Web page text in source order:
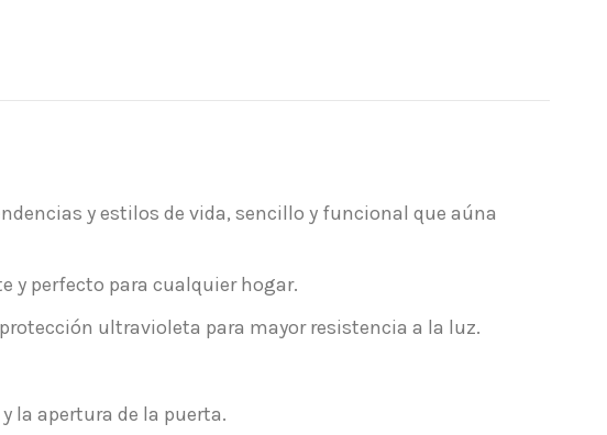
y estilos de vida, sencillo y funcional que aúna
y perfecto para cualquier hogar.
ultravioleta para mayor resistencia a la luz.
la apertura de la puerta.